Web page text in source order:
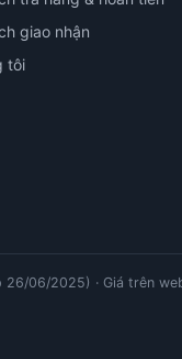
giao nhận
tôi
06/2025) · Giá trên